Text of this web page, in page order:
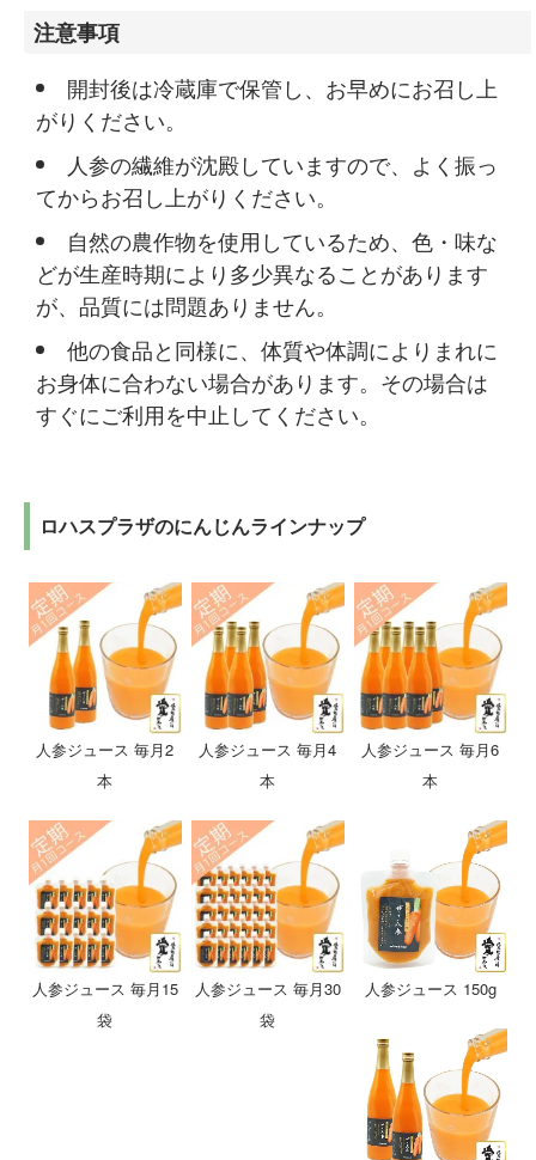
注意事項
開封後は冷蔵庫で保管し、お早めにお召し上
がりください。
人参の繊維が沈殿していますので、よく振っ
てからお召し上がりください。
自然の農作物を使用しているため、色・味な
どが生産時期により多少異なることがあります
が、品質には問題ありません。
他の食品と同様に、体質や体調によりまれに
お身体に合わない場合があります。その場合は
すぐにご利用を中止してください。
ロハスプラザのにんじんラインナップ
人参ジュース 毎月2
本
人参ジュース 毎月4
本
人参ジュース 毎月6
本
人参ジュース 毎月15
袋
人参ジュース 毎月30
袋
人参ジュース 150g